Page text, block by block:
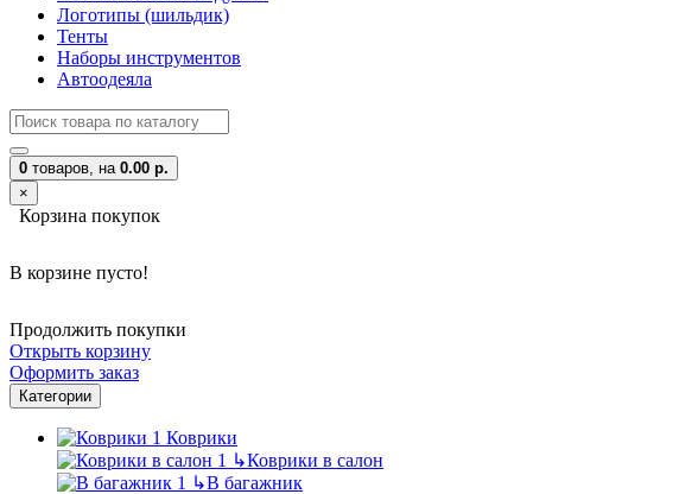
Логотипы (шильдик)
Тенты
Наборы инструментов
Автоодеяла
0 товаров, на 0.00 р.
×
Корзина покупок
В корзине пусто!
Продолжить покупки
Открыть корзину
Оформить заказ
Категории
Коврики
↳Коврики в салон
↳В багажник